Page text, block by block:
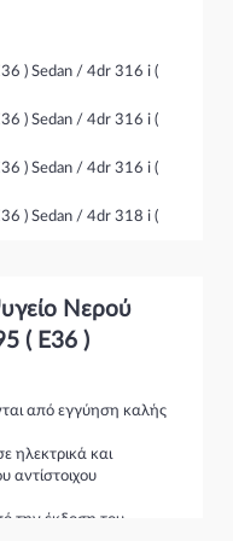
) Sedan / 4dr 316 i (
) Sedan / 4dr 316 i (
) Sedan / 4dr 316 i (
) Sedan / 4dr 318 i (
) Sedan / 4dr 318 i (
) Sedan / 4dr 318 is (
) Sedan / 4dr 318 is (
E36 ) Sedan / 4dr 316 i (
E36 ) Sedan / 4dr 316 i (
Νερού
( E36 )
από εγγύηση καλής
ηλεκτρικά και
αντίστοιχου
την έκδοση του